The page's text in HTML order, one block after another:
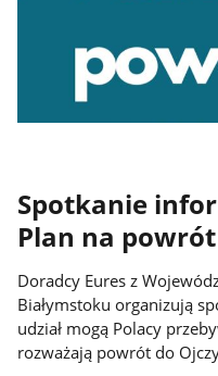
Spotkanie
Plan na
Doradcy Eures z
Białymstoku organizują
udział mogą Polacy
rozważają powrót do